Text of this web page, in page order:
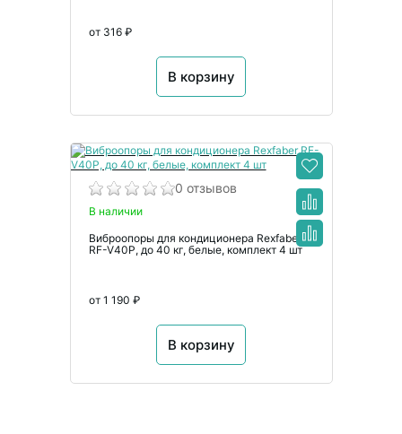
от 316 ₽
В корзину
0 отзывов
В наличии
Виброопоры для кондиционера Rexfaber
RF-V40P, до 40 кг, белые, комплект 4 шт
от 1 190 ₽
В корзину